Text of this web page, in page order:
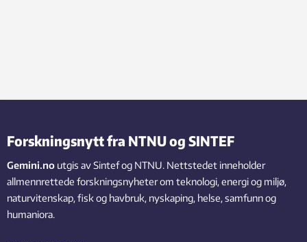
Forskningsnytt fra NTNU og SINTEF
Gemini.no utgis av Sintef og NTNU. Nettstedet inneholder
allmennrettede forskningsnyheter om teknologi, energi og miljø,
naturvitenskap, fisk og havbruk, nyskaping, helse, samfunn og
humaniora.